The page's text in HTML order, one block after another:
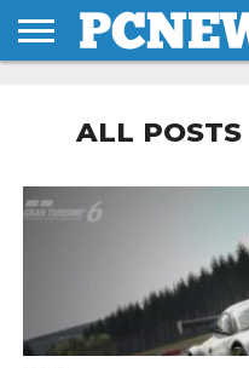
CONDITII
ALL